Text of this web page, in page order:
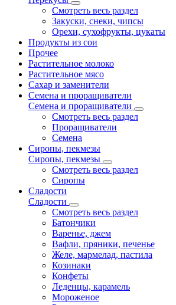
Смотреть весь раздел
Закуски, снеки, чипсы
Орехи, сухофрукты, цукаты
Продукты из сои
Прочее
Растительное молоко
Растительное мясо
Сахар и заменители
Семена и проращиватели
Семена и проращиватели
Смотреть весь раздел
Проращиватели
Семена
Сиропы, пекмезы
Сиропы, пекмезы
Смотреть весь раздел
Сиропы
Сладости
Сладости
Смотреть весь раздел
Батончики
Варенье, джем
Вафли, пряники, печенье
Желе, мармелад, пастила
Козинаки
Конфеты
Леденцы, карамель
Мороженое